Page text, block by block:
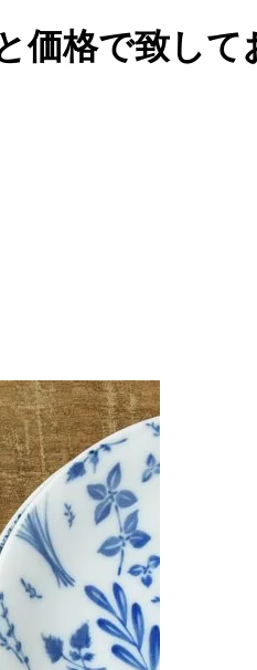
価格で致して